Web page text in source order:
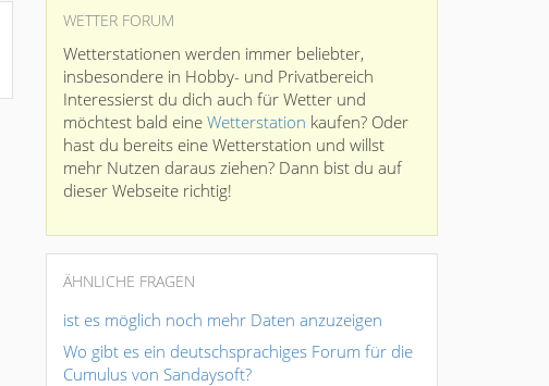
WETTER FORUM
Wetterstationen werden immer beliebter,
insbesondere in Hobby- und Privatbereich
Interessierst du dich auch für Wetter und
möchtest bald eine Wetterstation kaufen? Oder
hast du bereits eine Wetterstation und willst
mehr Nutzen daraus ziehen? Dann bist du auf
dieser Webseite richtig!
ÄHNLICHE FRAGEN
ist es möglich noch mehr Daten anzuzeigen
Wo gibt es ein deutschsprachiges Forum für die
Cumulus von Sandaysoft?